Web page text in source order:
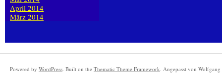
April 2014
März 2014
Powered by WordPress. Built on the Thematic Theme Framework. Angepasst von